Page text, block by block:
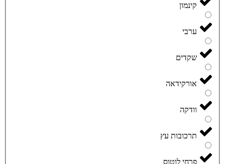
קינמון
ערבי
שקדים
אורקידאה
וודקה
תרכובות עץ
פרחי לוטוס